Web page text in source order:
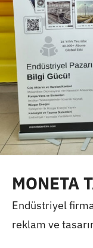
MONETA
Endüstriyel
reklam ve